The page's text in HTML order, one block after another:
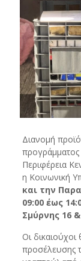
Διανομή
Περιφέρεια
η Κοινωνική
και την
09:00 έως
Σμύρνης 16
Οι
προσέλευσης